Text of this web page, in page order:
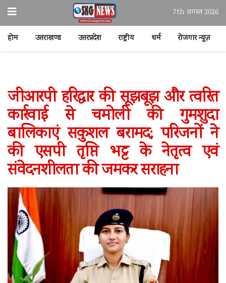
7th अगस्त 2026
होम उत्तराखण्ड उत्तरप्रदेश राष्ट्रीय धर्म रोजगार न्यूज़
जीआरपी हरिद्वार की सूझबूझ और त्वरित
कार्रवाई से चमोली की गुमशुदा
बालिकाएं सकुशल बरामद; परिजनों ने
की एसपी तृप्ति भट्ट के नेतृत्व एवं
संवेदनशीलता की जमकर सराहना